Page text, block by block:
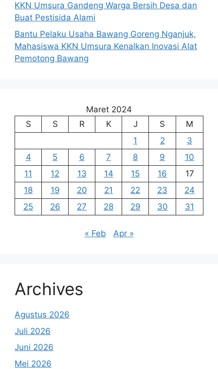
KKN Umsura Gandeng Warga Bersih Desa dan
Buat Pestisida Alami
Bantu Pelaku Usaha Bawang Goreng Nganjuk,
Mahasiswa KKN Umsura Kenalkan Inovasi Alat
Pemotong Bawang
Maret 2024
S
S R K J S
M
1
2
3
4
5 6 7 8 9
10
11
12 13 14 15 16
17
18
19 20 21 22 23
24
25
26 27 28 29 30 31
« Feb Apr »
Archives
Agustus 2026
Juli 2026
Juni 2026
Mei 2026